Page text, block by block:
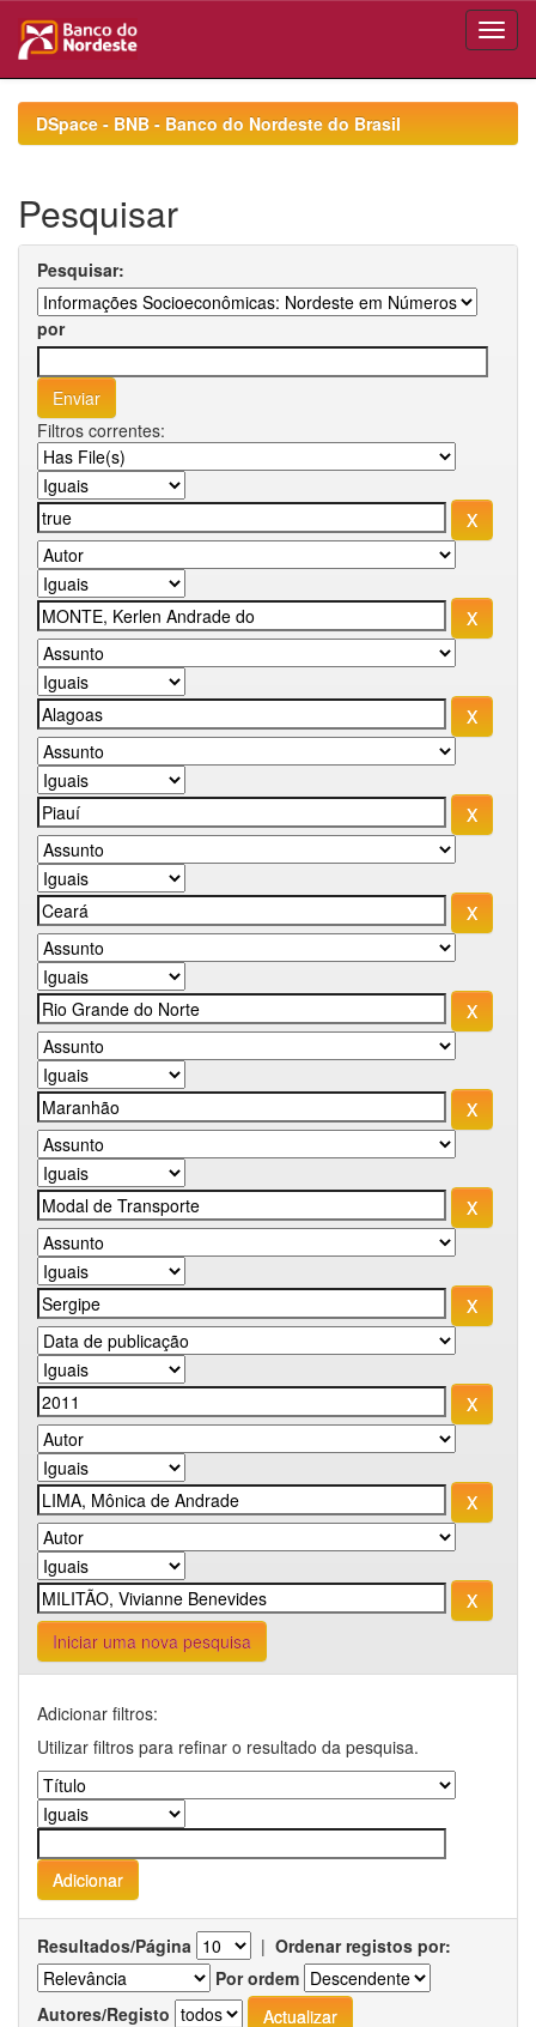
navigationDSpace - BNB - Banco do Nordeste do Brasil
Pesquisar
Pesquisar:
por
Filtros correntes:
Iniciar uma nova pesquisa
Adicionar filtros:
Utilizar filtros para refinar o resultado da pesquisa.
Resultados/Página | Ordenar registos por:
Por ordem
Autores/Registo